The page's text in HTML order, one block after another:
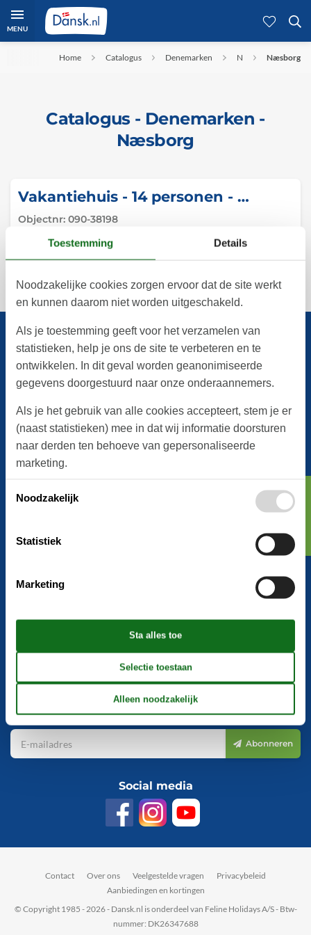
MENU
Home Catalogus Denemarken N Næsborg
Catalogus - Denemarken -
Næsborg
Vakantiehuis - 14 personen - Haugårdsvej - Næsborg - 9670 - Around The Limfjord
Objectnr: 090-38198
Zoeken
Informatie
Cookies
Privacybeleid
Veelgestelde vragen
Nieuwsbrief
Meld je aan voor onze nieuwsbrief. Al meer dan 20.000 anderen
gingen je voor!
Abonneren
Social media
Contact Over ons Veelgestelde vragen
Privacybeleid
Aanbiedingen en kortingen
© Copyright 1985 - 2026 - Dansk.nl is onderdeel van Feline Holidays A/S - Btw-
nummer: DK26347688
Toestemming Details
Noodzakelijke cookies zorgen ervoor dat de site werkt
en kunnen daarom niet worden uitgeschakeld.
Als je toestemming geeft voor het verzamelen van
statistieken, help je ons de site te verbeteren en te
ontwikkelen. In dit geval worden geanonimiseerde
gegevens doorgestuurd naar onze onderaannemers.
Als je het gebruik van alle cookies accepteert, stem je er
(naast statistieken) mee in dat wij informatie doorsturen
naar derden ten behoeve van gepersonaliseerde
marketing.
Je kunt je toestemming met betrekking tot statistieken
en/of marketing te allen tijde wijzigen of intrekken.
Zie ook ons
Noodzakelijk
Statistiek
Marketing